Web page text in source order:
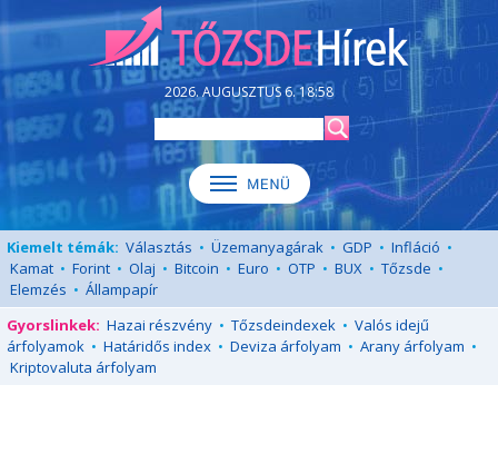
2026. AUGUSZTUS 6. 18:58
Kiemelt témák: Választás • Üzemanyagárak • GDP • Infláció •
Kamat • Forint • Olaj • Bitcoin • Euro • OTP • BUX • Tőzsde •
Elemzés • Állampapír
Gyorslinkek: Hazai részvény • Tőzsdeindexek • Valós idejű
árfolyamok • Határidős index • Deviza árfolyam • Arany árfolyam •
Kriptovaluta árfolyam